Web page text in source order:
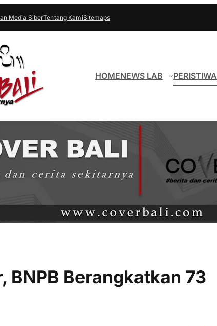
Media SiberTentang KamiSitemaps
HOMENEWS LAB PERISTIWA
BNPB Berangkatkan 73